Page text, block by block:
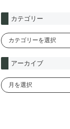
カテゴリー
アーカイブ